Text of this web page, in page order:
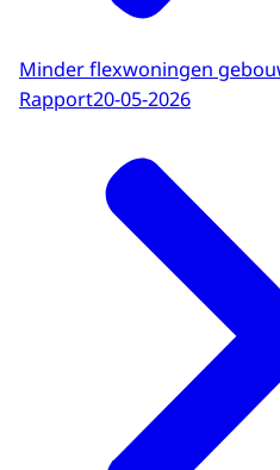
Minder flexwoningen
Rapport20-05-2026